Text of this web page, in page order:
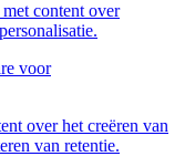
content over
voor
over het creëren van
van retentie.